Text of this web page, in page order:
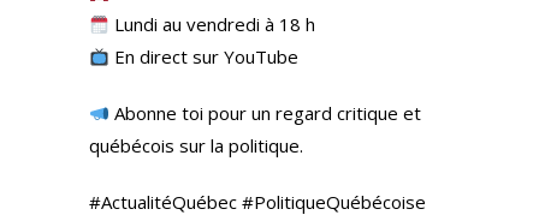
Lundi au vendredi à 18 h
En direct sur YouTube
Abonne toi pour un regard critique et
québécois sur la politique.
#ActualitéQuébec #PolitiqueQuébécoise